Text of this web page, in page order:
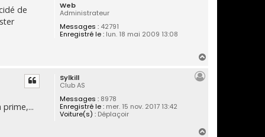
Web
Administrateur
Messages :42791
Enregistré le :lun. 18 mai 2009 13:08
de
Sylkill
Club AS
Messages :8978
Enregistré le :mer. 15 nov. 2017 13:42
Voiture(s) :Déplaçoir